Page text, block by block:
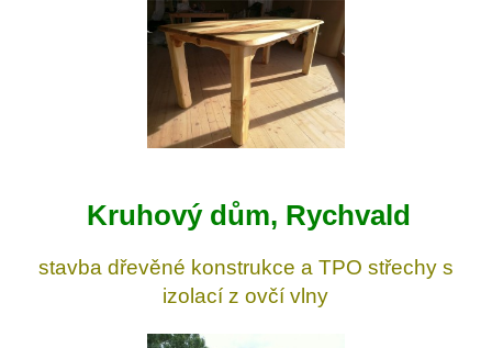
Kruhový dům, Rychvald
stavba dřevěné konstrukce a TPO střechy s
izolací z ovčí vlny